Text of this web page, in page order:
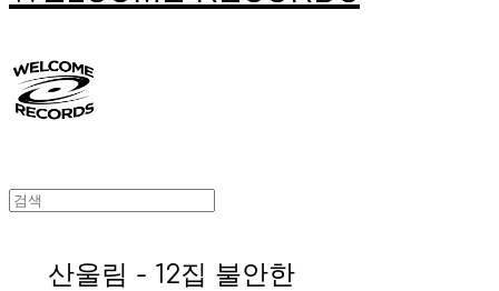
산울림 - 12집 불안한